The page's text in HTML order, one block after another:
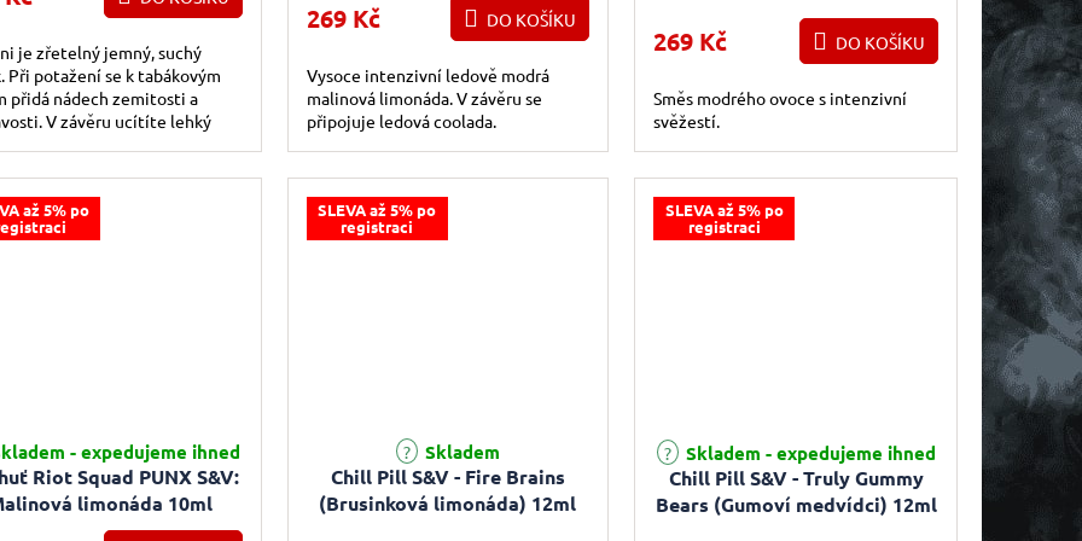
je zřetelný jemný, suchý
Při potažení se k tabákovým
přidá nádech zemitosti a
V závěru ucítíte lehký
269 Kč DO KOŠÍKU
Vysoce intenzivní ledově modrá
malinová limonáda. V závěru se
připojuje ledová coolada.
269 Kč DO KOŠÍKU
Směs modrého ovoce s intenzivní
svěžestí.
až 5% po
Riot Squad PUNX S&V:
limonáda 10ml
hodnocení produktu je 5,0 z 5 hvězdiček.
- expedujeme ihned
SLEVA až 5% po
registraci
Chill Pill S&V - Fire Brains
(Brusinková limonáda) 12ml
Skladem
SLEVA až 5% po
registraci
Chill Pill S&V - Truly Gummy
Bears (Gumoví medvídci) 12ml
Skladem - expedujeme ihned